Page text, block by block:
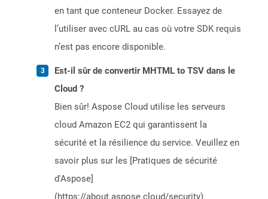
en tant que conteneur Docker. Essayez de
l’utiliser avec cURL au cas où votre SDK requis
n’est pas encore disponible.
Est-il sûr de convertir MHTML to TSV dans le
Cloud ?
Bien sûr! Aspose Cloud utilise les serveurs
cloud Amazon EC2 qui garantissent la
sécurité et la résilience du service. Veuillez en
savoir plus sur les [Pratiques de sécurité
d'Aspose]
(https://about.aspose.cloud/security).